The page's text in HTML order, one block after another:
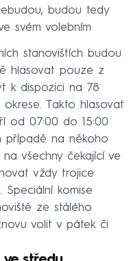
budou tedy
svém volebním
stanovištích budou
hlasovat pouze z
k dispozici na 78
Takto hlasovat
od 07:00 do 15:00
případě na někoho
všechny čekající ve
vždy trojice
komise
ze stálého
volit v pátek či